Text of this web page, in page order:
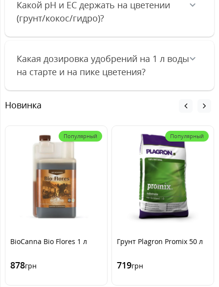
Какой pH и EC держать на цветении
(грунт/кокос/гидро)?
Какая дозировка удобрений на 1 л воды
на старте и на пике цветения?
Новинка
Популярный
BioCanna Bio Flores 1 л
878грн
Популярный
Грунт Plagron Promix 50 л
719грн